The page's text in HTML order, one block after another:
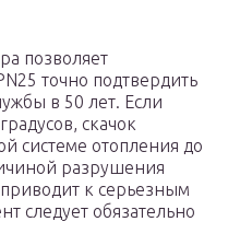
позволяет
точно подтвердить
в 50 лет. Если
скачок
системе отопления до
разрушения
к серьезным
следует обязательно